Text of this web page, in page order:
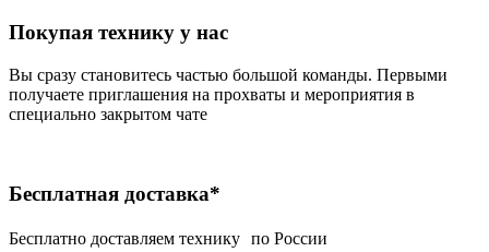
Покупая технику у нас
Вы сразу становитесь частью большой команды. Первыми
получаете приглашения на прохваты и мероприятия в
специально закрытом чате
Бесплатная доставка*
Беcплатно доставляем технику по России